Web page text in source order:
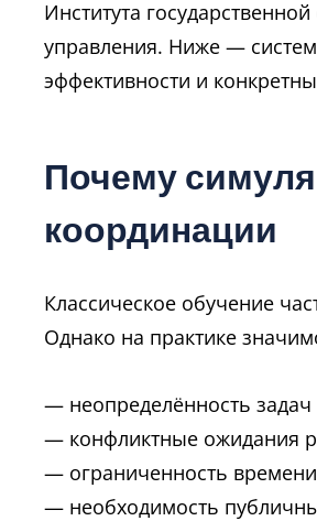
Института
управления. Ниже —
эффективности и
Почему
координации
Классическое обучение
Однако на практике
— неопределённость
— конфликтные ожидания
— ограниченность
— необходимость